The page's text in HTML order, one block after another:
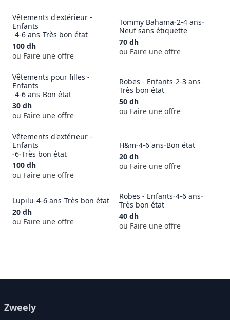
Vêtements d'extérieur -
Enfants
-4-6 ans-Très bon état
100 dh
ou Faire une offre
Tommy Bahama-2-4 ans-
Neuf sans étiquette
70 dh
ou Faire une offre
Vêtements pour filles -
Enfants
-4-6 ans-Bon état
30 dh
ou Faire une offre
Robes - Enfants-2-3 ans-
Très bon état
50 dh
ou Faire une offre
Vêtements d'extérieur -
Enfants
-6-Très bon état
100 dh
ou Faire une offre
H&m-4-6 ans-Bon état
20 dh
ou Faire une offre
Lupilu-4-6 ans-Très bon état
20 dh
ou Faire une offre
Robes - Enfants-4-6 ans-
Très bon état
40 dh
ou Faire une offre
Zweely